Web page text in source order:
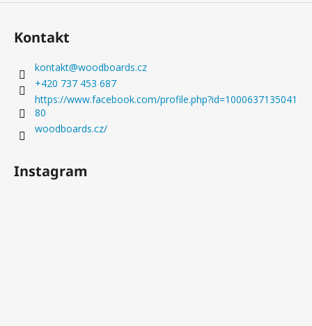
v
Kontakt
kontakt@woodboards.cz
+420 737 453 687
https://www.facebook.com/profile.php?id=1000637135041
80
woodboards.cz/
Instagram